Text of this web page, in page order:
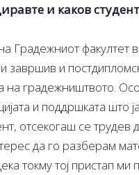
и каков
Градежниот факултет
завршив и
на градежништвото.
и поддршката што
отсекогаш се
да го разберам
токму тој пристап